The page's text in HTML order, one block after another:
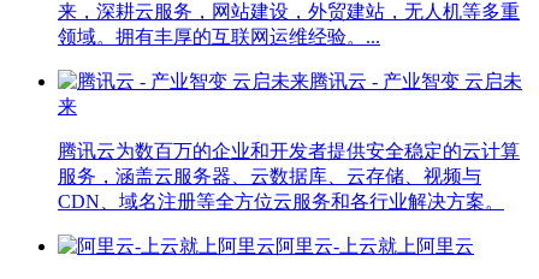
来，深耕云服务，网站建设，外贸建站，无人机等多重
领域。拥有丰厚的互联网运维经验。...
腾讯云 - 产业智变 云启未
来
腾讯云为数百万的企业和开发者提供安全稳定的云计算
服务，涵盖云服务器、云数据库、云存储、视频与
CDN、域名注册等全方位云服务和各行业解决方案。
阿里云-上云就上阿里云